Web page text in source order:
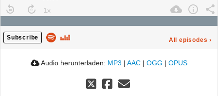
Subscribe All episodes ›
Audio herunterladen: MP3 | AAC | OGG | OPUS